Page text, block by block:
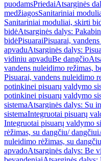
puodamsPriedaiAtsarginės
medžiagosSanitariniai
Sanitariniai moduliai, skirti
bidėAtsarginės dalys:
bidėPisuaraiPisuarai,
apvaduAtsarginės dalys:
vidiniu apvaduBe dangčio
vandens nuleidimo režimas,
Pisuarai, vandens nuleidimo
potinkinei pisuarų valdymo
potinkinei pisuarų valdymo
sistemaAtsarginės dalys: Su
sistemaIntegruotai pisuarų
Integruotai pisuarų valdymo
rėžimas, su dangčiu/ dangčiui
nuleidimo rėžimas, su
apvadoAtsarginės dalys: Be